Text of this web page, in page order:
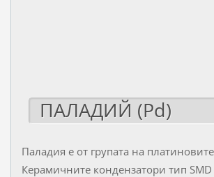
ПАЛАДИЙ (Pd)
Паладия е от групата на
Керамичните кондензатори тип